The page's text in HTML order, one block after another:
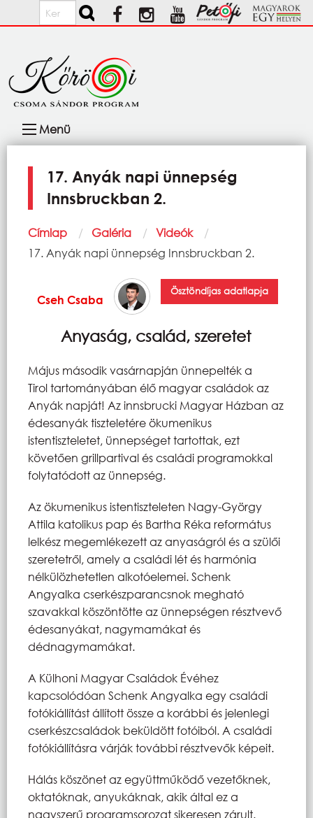
Ugrás a tartalomra
Keresés
navigáció
Menü
17. Anyák napi ünnepség
Innsbruckban 2.
Morzsa
Címlap Galéria
Videók
Current:
17. Anyák napi ünnepség Innsbruckban 2.
Cseh Csaba
Ösztöndíjas adatlapja
Anyaság, család, szeretet
Május második vasárnapján ünnepelték a
Tirol tartományában élő magyar családok az
Anyák napját! Az innsbrucki Magyar Házban az
édesanyák tiszteletére ökumenikus
istentiszteletet, ünnepséget tartottak, ezt
követően grillpartival és családi programokkal
folytatódott az ünnepség.
Az ökumenikus istentiszteleten Nagy-György
Attila katolikus pap és Bartha Réka református
lelkész megemlékezett az anyaságról és a szülői
szeretetről, amely a családi lét és harmónia
nélkülözhetetlen alkotóelemei. Schenk
Angyalka cserkészparancsnok megható
szavakkal köszöntötte az ünnepségen résztvevő
édesanyákat, nagymamákat és
dédnagymamákat.
A Külhoni Magyar Családok Évéhez
kapcsolódóan Schenk Angyalka egy családi
fotókiállítást állított össze a korábbi és jelenlegi
cserkészcsaládok beküldött fotóiból. A családi
fotókiállításra várják további résztvevők képeit.
Hálás köszönet az együttműködő vezetőknek,
oktatóknak, anyukáknak, akik által ez a
nagyszerű programsorozat sikeresen zárult.